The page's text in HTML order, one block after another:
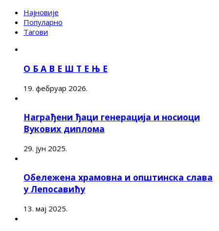
Најновије
Популарно
Тагови
О Б А В Е Ш Т Е Њ Е
19. фебруар 2026.
Награђени ђаци генерација и носиоци
Вукових диплома
29. јун 2025.
Обележена храмовна и општинска слава
у Лепосавићу
13. мај 2025.